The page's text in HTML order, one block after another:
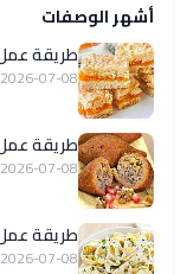
أشهر الوصفات
طريقة
2026-07-08
طريقة
2026-07-08
طريقة
2026-07-08